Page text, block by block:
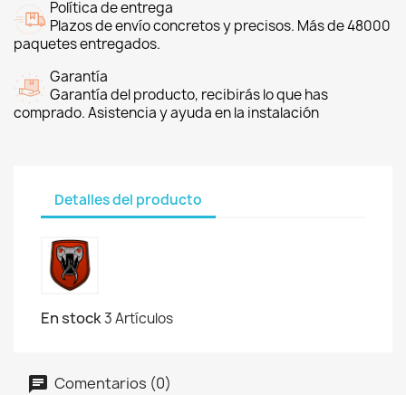
Política de entrega
Plazos de envío concretos y precisos. Más de 48000
paquetes entregados.
Garantía
Garantía del producto, recibirás lo que has
comprado. Asistencia y ayuda en la instalación
Detalles del producto
En stock3 Artículos
Comentarios (0)